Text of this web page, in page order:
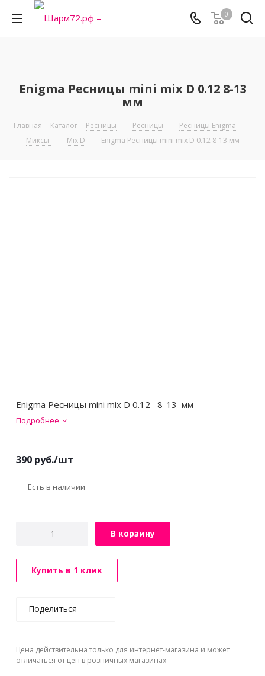
0
Enigma Ресницы mini mix D 0.12 8-13
мм
Главная - Каталог - Ресницы - Ресницы - Ресницы Enigma
-
Миксы
- Mix D - Enigma Ресницы mini mix D 0.12 8-13 мм
Enigma Ресницы mini mix D 0.12 8-13 мм
Подробнее
390 руб./шт
Есть в наличии
В корзину
Купить в 1 клик
Поделиться
Цена действительна только для интернет-магазина и может
отличаться от цен в розничных магазинах